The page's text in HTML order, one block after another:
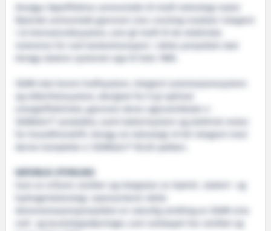
Amogys høyeffektive ammoniakk-til-kraft-teknologi mater
flytende ammoniakk gjennom sine cracking-moduler integrert
motorene for null-karbontransport. I dette prosjektet skal
Amogy skalere systemet opp til hele 1MW.
SEAM skal levere kraftsystem, integrert automasjonssystem
og sikkerhetssystem, designet for å gi optimal
energieffektivitet, gjennom deres egenutviklede e-
for hovedfremdrift. Amogy sin teknologi vil bli integrert med
NATURLIG UTVIKLING
Som en erfaren utvikler og integrator av hybrid-, batteri- og
hydrogenteknologi, representerer dette
demonstrasjonsprosjektet en naturlig utvikling av SEAM sine
null- og lavutslippsløsninger, som selskapet har utviklet og